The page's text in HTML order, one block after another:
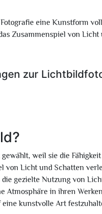
eine Kunstform
Zusammenspiel von
zur
weil sie die
von Licht und Schatten
gezielte Nutzung von
Atmosphäre in ihren
kunstvolle Art